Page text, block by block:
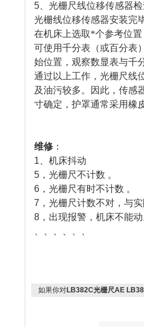
5 、光栅尺线位移传感器
光栅线位移传感器安装完
在机床上选取*个参考位
可使用千分表（或百分表
始位置，观察数显表与千
通过以上工作，光栅尺线
及油污较多。因此，传感
寸确定，护罩通常采用橡
维修 ：
1、机床抖动
5 ，光栅尺不计数 。
6 ，光栅尺有时不计数 。
7 ，光栅尺计数不对，与实
8 ，出现报警，机床不能动
如果你对LB382C光栅尺AE